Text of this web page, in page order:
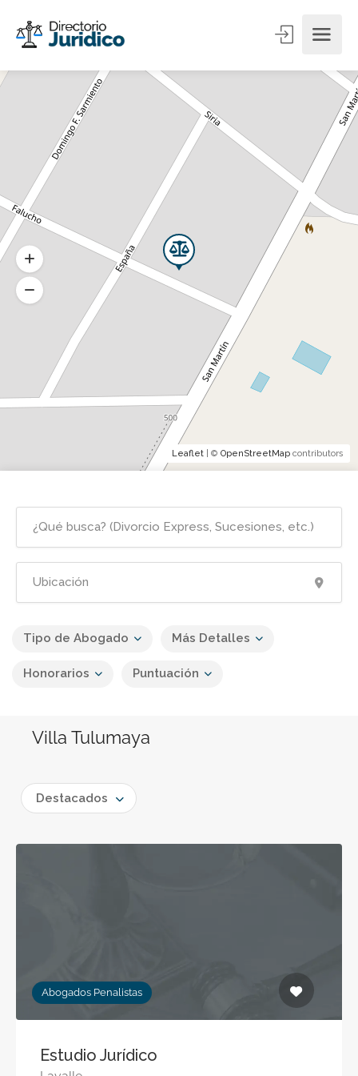
Tipo de Abogado Más Detalles
Honorarios Puntuación
Villa Tulumaya
Destacados
Abogados Penalistas
Estudio Jurídico
Leaflet | © OpenStreetMap contributors